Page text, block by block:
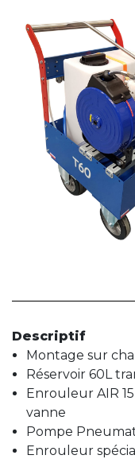
Descriptif
Montage sur
Réservoir 60L
Enrouleur AIR
vanne
Pompe
Enrouleur